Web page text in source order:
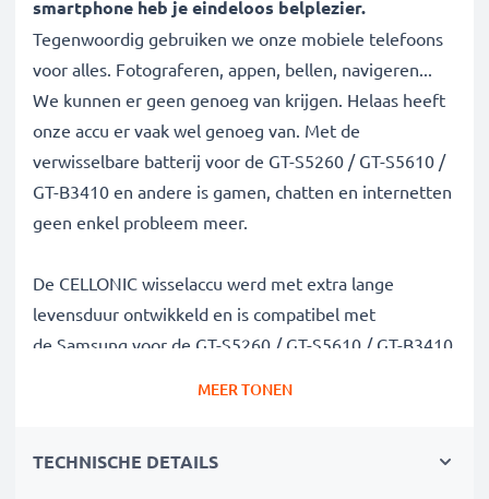
smartphone heb je eindeloos belplezier.
Tegenwoordig gebruiken we onze mobiele telefoons
voor alles. Fotograferen, appen, bellen, navigeren...
We kunnen er geen genoeg van krijgen. Helaas heeft
onze accu er vaak wel genoeg van. Met de
verwisselbare batterij voor de GT-S5260 / GT-S5610 /
GT-B3410 en andere is gamen, chatten en internetten
geen enkel probleem meer.
De CELLONIC wisselaccu werd met extra lange
levensduur ontwikkeld en is compatibel met
de Samsung voor de GT-S5260 / GT-S5610 / GT-B3410
✔100% compatibel met de
MEER TONEN
TECHNISCHE DETAILS